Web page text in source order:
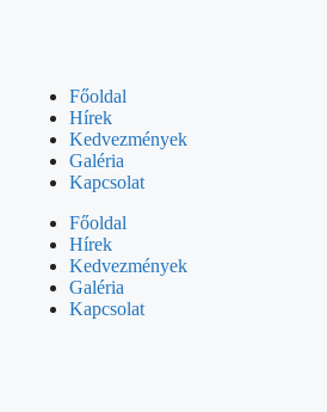
Főoldal
Hírek
Kedvezmények
Galéria
Kapcsolat
Főoldal
Hírek
Kedvezmények
Galéria
Kapcsolat